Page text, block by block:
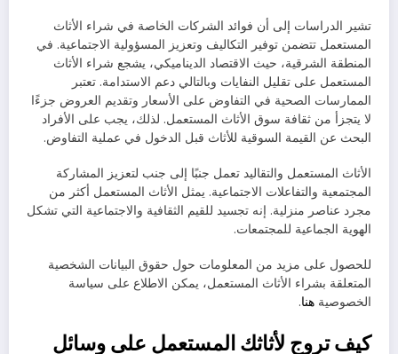
تشير الدراسات إلى أن فوائد الشركات الخاصة في شراء الأثاث
المستعمل تتضمن توفير التكاليف وتعزيز المسؤولية الاجتماعية. في
المنطقة الشرقية، حيث الاقتصاد الديناميكي، يشجع شراء الأثاث
المستعمل على تقليل النفايات وبالتالي دعم الاستدامة. تعتبر
الممارسات الصحية في التفاوض على الأسعار وتقديم العروض جزءًا
لا يتجزأ من ثقافة سوق الأثاث المستعمل. لذلك، يجب على الأفراد
البحث عن القيمة السوقية للأثاث قبل الدخول في عملية التفاوض.
الأثاث المستعمل والتقاليد تعمل جنبًا إلى جنب لتعزيز المشاركة
المجتمعية والتفاعلات الاجتماعية. يمثل الأثاث المستعمل أكثر من
مجرد عناصر منزلية. إنه تجسيد للقيم الثقافية والاجتماعية التي تشكل
الهوية الجماعية للمجتمعات.
للحصول على مزيد من المعلومات حول حقوق البيانات الشخصية
المتعلقة بشراء الأثاث المستعمل، يمكن الاطلاع على سياسة
الخصوصية هنا.
كيف تروج لأثاثك المستعمل على وسائل